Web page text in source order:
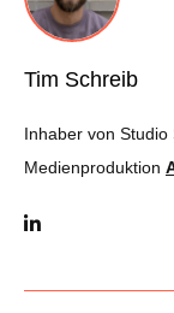
Tim Schreib
Inhaber von Studio
Medienproduktion